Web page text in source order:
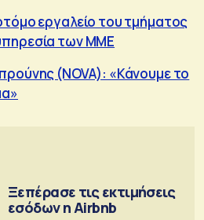
εργαλείο του τμήματος
των ΜΜΕ
(NOVA): «Κάνουμε το
Ξεπέρασε τις εκτιμήσεις
εσόδων η Airbnb